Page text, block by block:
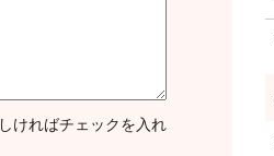
ければチェックを入れ